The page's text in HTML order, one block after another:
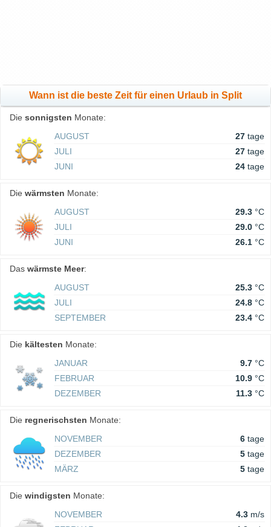
Wann ist die beste Zeit für einen Urlaub in Split
Die sonnigsten Monate:
AUGUST
27 tage
JULI
27 tage
JUNI
24 tage
Die wärmsten Monate:
AUGUST
29.3 °C
JULI
29.0 °C
JUNI
26.1 °C
Das wärmste Meer:
AUGUST
25.3 °C
JULI
24.8 °C
SEPTEMBER
23.4 °C
Die kältesten Monate:
JANUAR
9.7 °C
FEBRUAR
10.9 °C
DEZEMBER
11.3 °C
Die regnerischsten Monate:
NOVEMBER
6 tage
DEZEMBER
5 tage
MÄRZ
5 tage
Die windigsten Monate:
NOVEMBER
4.3 m/s